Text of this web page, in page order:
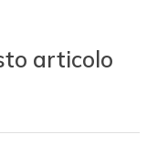
articolo